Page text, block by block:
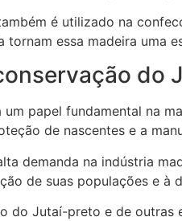
é utilizado na
tornam essa madeira uma
do
papel fundamental na
de nascentes e a
demanda na indústria
de suas populações e à
do Jutaí-preto e de